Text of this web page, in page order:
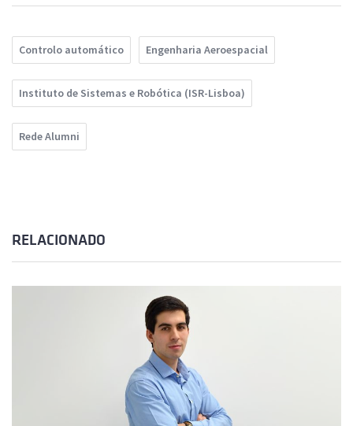
Controlo automático Engenharia Aeroespacial
Instituto de Sistemas e Robótica (ISR-Lisboa)
Rede Alumni
RELACIONADO